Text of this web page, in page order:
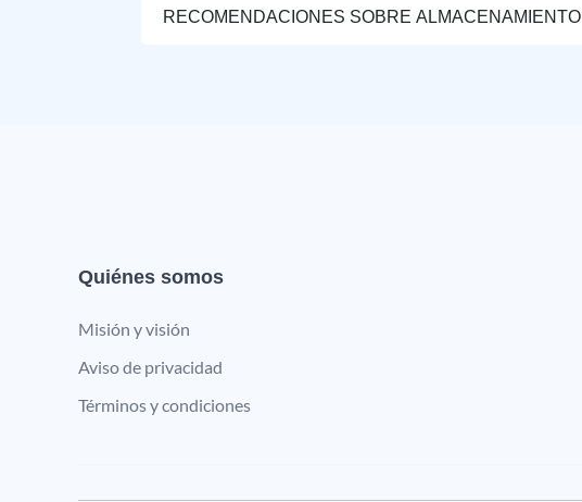
RECOMENDACIONES SOBRE ALMACENAMIENTO
Quiénes somos
Misión y visión
Aviso de privacidad
Términos y condiciones